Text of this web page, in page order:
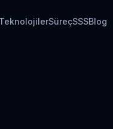
SüreçSSSBlog